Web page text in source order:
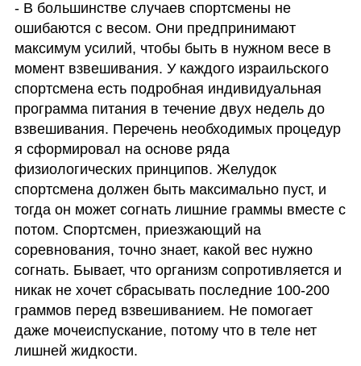
- В большинстве случаев спортсмены не
ошибаются с весом. Они предпринимают
максимум усилий, чтобы быть в нужном весе в
момент взвешивания. У каждого израильского
спортсмена есть подробная индивидуальная
программа питания в течение двух недель до
взвешивания. Перечень необходимых процедур
я сформировал на основе ряда
физиологических принципов. Желудок
спортсмена должен быть максимально пуст, и
тогда он может согнать лишние граммы вместе с
потом. Спортсмен, приезжающий на
соревнования, точно знает, какой вес нужно
согнать. Бывает, что организм сопротивляется и
никак не хочет сбрасывать последние 100-200
граммов перед взвешиванием. Не помогает
даже мочеиспускание, потому что в теле нет
лишней жидкости.